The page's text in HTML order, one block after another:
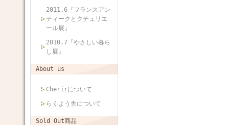
2011.6『フランスアン
ティークとクチュリエ
ール展』
2010.7『やさしい暮ら
し展』
About us
Cherirについて
らくよう舎について
Sold Out商品